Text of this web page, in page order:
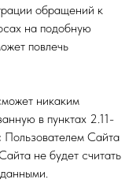
обращений к
на подобную
повлечь
никаким
в пунктах 2.11-
Пользователем Сайта
не будет считать